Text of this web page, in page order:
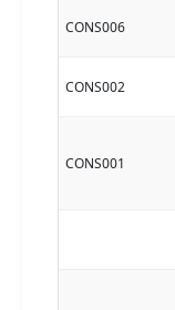
CONS006
CONS002
CONS001